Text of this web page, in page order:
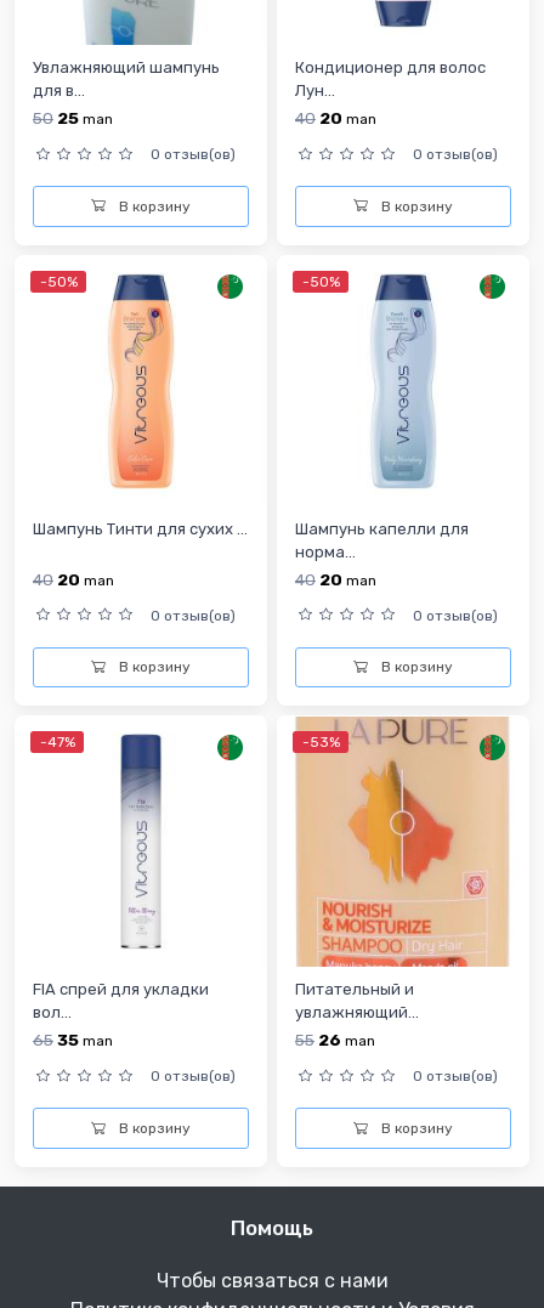
Увлажняющий шампунь
для в...
50 25 man
0 отзыв(ов)
В корзину
Кондиционер для волос
Лун...
40 20 man
0 отзыв(ов)
В корзину
-50%
Шампунь Тинти для сухих ...
40 20 man
0 отзыв(ов)
В корзину
-50%
Шампунь капелли для
норма...
40 20 man
0 отзыв(ов)
В корзину
-47%
FIA спрей для укладки
вол...
6535 man
0 отзыв(ов)
В корзину
-53%
Питательный и
увлажняющий...
55 26 man
0 отзыв(ов)
В корзину
Помощь
Чтобы связаться с нами